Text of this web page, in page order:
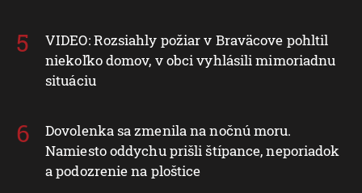
VIDEO: Rozsiahly požiar v Braväcove pohltil
niekoľko domov, v obci vyhlásili mimoriadnu
situáciu
Dovolenka sa zmenila na nočnú moru.
Namiesto oddychu prišli štípance, neporiadok
a podozrenie na ploštice